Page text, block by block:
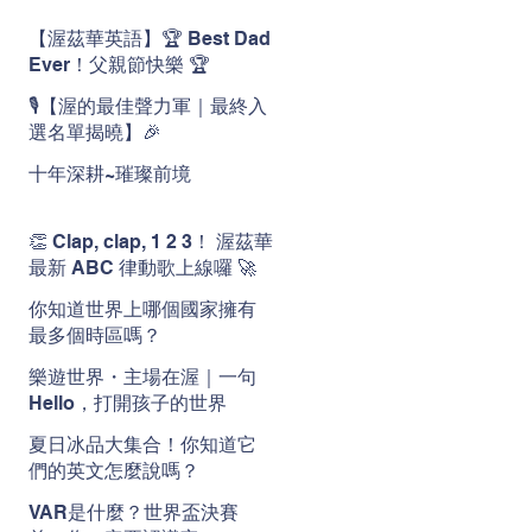
【渥茲華英語】🏆 Best Dad
Ever！父親節快樂 🏆
🎙️【渥的最佳聲力軍｜最終入
選名單揭曉】🎉
十年深耕~璀璨前境
👏 Clap, clap, 1 2 3！ 渥茲華
最新 ABC 律動歌上線囉 🚀
你知道世界上哪個國家擁有
最多個時區嗎？
樂遊世界・主場在渥｜一句
Hello，打開孩子的世界
夏日冰品大集合！你知道它
們的英文怎麼說嗎？
VAR是什麼？世界盃決賽